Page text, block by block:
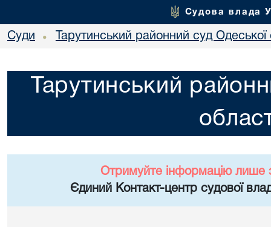
Судова влада
Суди • Тарутинський районний суд Одеської
Тарутинський
Отримуйте інформацію лише
Єдиний Контакт-центр судової